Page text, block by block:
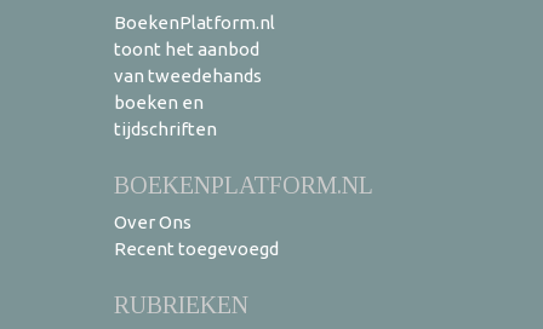
BoekenPlatform.nl
toont het aanbod
van tweedehands
boeken en
tijdschriften
BOEKENPLATFORM.NL
Over Ons
Recent toegevoegd
RUBRIEKEN